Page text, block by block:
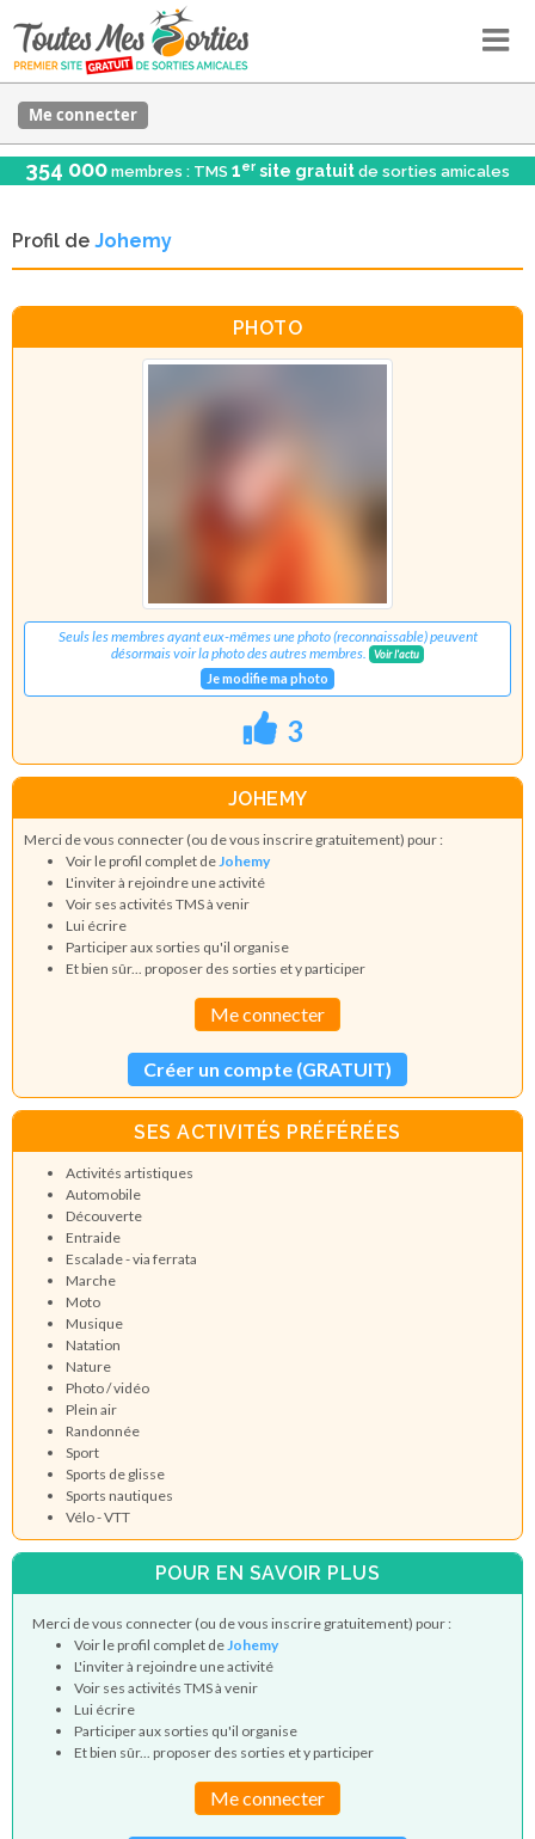
Me connecter
354 000 membres : TMS 1er site gratuit de sorties amicales
Profil de Johemy
PHOTO
Seuls les membres ayant eux-mêmes une photo (reconnaissable) peuvent
désormais voir la photo des autres membres.
Voir l'actu
Je modifie ma photo
3
JOHEMY
Merci de vous connecter (ou de vous inscrire gratuitement) pour :
Voir le profil complet deJohemy
L'inviter à rejoindre une activité
Voir ses activités TMS à venir
Lui écrire
Participer aux sorties qu'il organise
Et bien sûr... proposer des sorties et y participer
Me connecter
Créer un compte (GRATUIT)
SES ACTIVITÉS PRÉFÉRÉES
Activités artistiques
Automobile
Découverte
Entraide
Escalade - via ferrata
Marche
Moto
Musique
Natation
Nature
Photo / vidéo
Plein air
Randonnée
Sport
Sports de glisse
Sports nautiques
Vélo - VTT
POUR EN SAVOIR PLUS
Merci de vous connecter (ou de vous inscrire gratuitement) pour :
Voir le profil complet de Johemy
L'inviter à rejoindre une activité
Voir ses activités TMS à venir
Lui écrire
Participer aux sorties qu'il organise
Et bien sûr... proposer des sorties et y participer
Me connecter